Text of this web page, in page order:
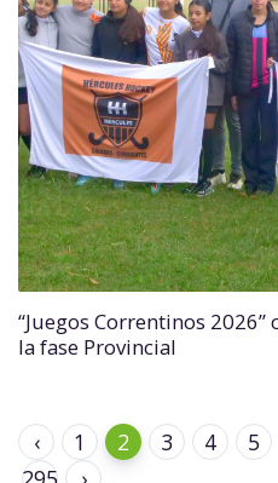
“Juegos Correntinos
la fase Provincial
‹ 1 2 3 4 5